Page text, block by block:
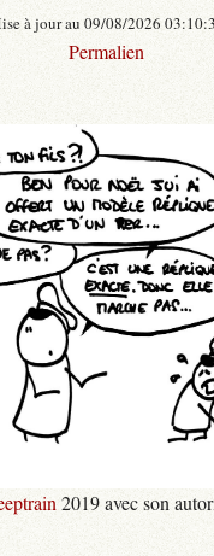
à jour au 09/08/2026
Permalien
2019 avec son